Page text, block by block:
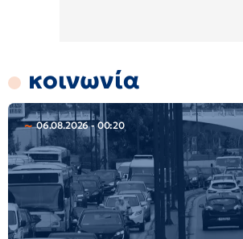
κοινωνία
06.08.2026 - 00:20